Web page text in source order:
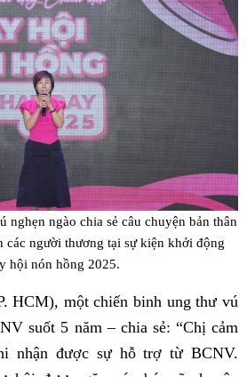
nghẹn ngào chia sẻ câu chuyện bản thân
các người thương tại sự kiện khởi động
hội nón hồng 2025.
HCM), một chiến binh ung thư vú
suốt 5 năm – chia sẻ: “Chị cảm
nhận được sự hỗ trợ từ BCNV.